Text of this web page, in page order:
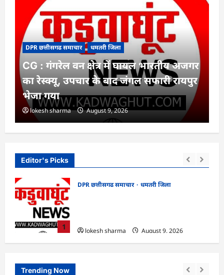
Editor's Picks
1
DPR छत्तीसगढ समाचार
धमतरी जिला
lokesh sharma
August 9, 2026
DPR छत्तीसगढ समाचार धमतरी जिला
CG : गंगरेल वन क्षेत्र में घायल भारतीय अजगर
का रेस्क्यू, उपचार के बाद जंगल सफारी रायपुर
भेजा गया
lokesh sharma August 9, 2026
Trending Now